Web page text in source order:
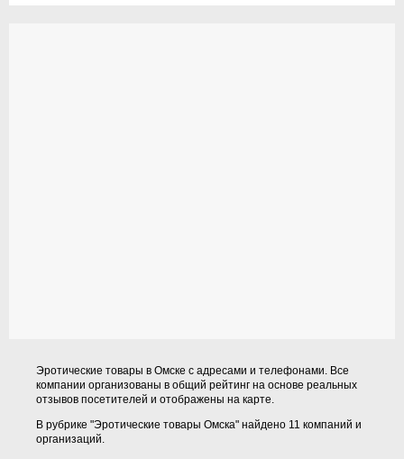
Эротические товары в Омске с адресами и телефонами. Все
компании организованы в общий рейтинг на основе реальных
отзывов посетителей и отображены на карте.
В рубрике "Эротические товары Омска" найдено 11 компаний и
организаций.